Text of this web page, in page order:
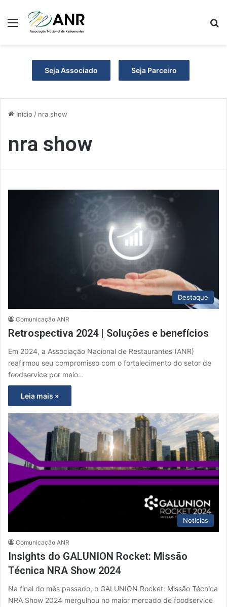
Menu
Seja Associado Seja Parceiro
Início / nra show
nra show
Destaque
Comunicação ANR
Retrospectiva 2024 | Soluções e benefícios
Em 2024, a Associação Nacional de Restaurantes (ANR)
reafirmou seu compromisso com o fortalecimento do setor de
foodservice por meio…
Leia mais »
Notícias
Comunicação ANR
Insights do GALUNION Rocket: Missão
Técnica NRA Show 2024
Na final do mês passado, o GALUNION Rocket: Missão Técnica
NRA Show 2024 mergulhou no maior mercado de foodservice